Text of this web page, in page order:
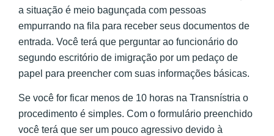
a situação é meio bagunçada com pessoas
empurrando na fila para receber seus documentos de
entrada. Você terá que perguntar ao funcionário do
segundo escritório de imigração por um pedaço de
papel para preencher com suas informações básicas.
Se você for ficar menos de 10 horas na Transnístria o
procedimento é simples. Com o formulário preenchido
você terá que ser um pouco agressivo devido à